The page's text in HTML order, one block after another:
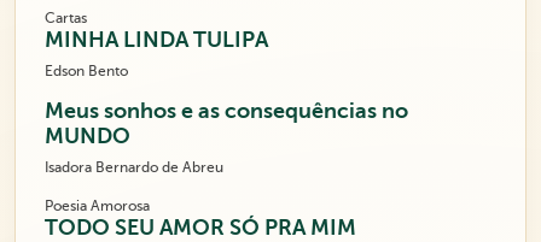
Cartas
MINHA LINDA TULIPA
Edson Bento
Meus sonhos e as consequências no
MUNDO
Isadora Bernardo de Abreu
Poesia Amorosa
TODO SEU AMOR SÓ PRA MIM